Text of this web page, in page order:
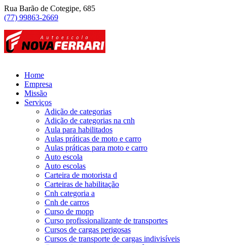
Rua Barão de Cotegipe, 685
(77) 99863-2669
Home
Empresa
Missão
Serviços
Adição de categorias
Adição de categorias na cnh
Aula para habilitados
Aulas práticas de moto e carro
Aulas práticas para moto e carro
Auto escola
Auto escolas
Carteira de motorista d
Carteiras de habilitação
Cnh categoria a
Cnh de carros
Curso de mopp
Curso profissionalizante de transportes
Cursos de cargas perigosas
Cursos de transporte de cargas indivisíveis